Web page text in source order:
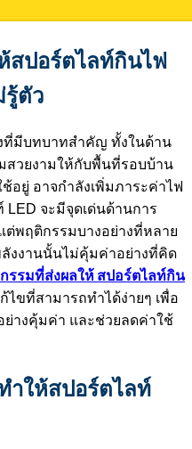
สปอร์ตไลท์กินไฟ
รู้ตัว
ที่มีบทบาทสำคัญ ทั้งในด้าน
สวยงามให้กับพื้นที่รอบบ้าน
อยู่ อาจกำลังเพิ่มภาระค่าไฟ
จะมีจุดเด่นด้านการ
ต่พฤติกรรมบางอย่างที่หลาย
งงานนั้นไม่คุ้มค่าอย่างที่คิด
รรมที่ส่งผลให้ สปอร์ตไลท์กิน
ขที่สามารถทำได้ง่ายๆ เพื่อ
างคุ้มค่า และช่วยลดค่าใช้
ำให้สปอร์ตไลท์